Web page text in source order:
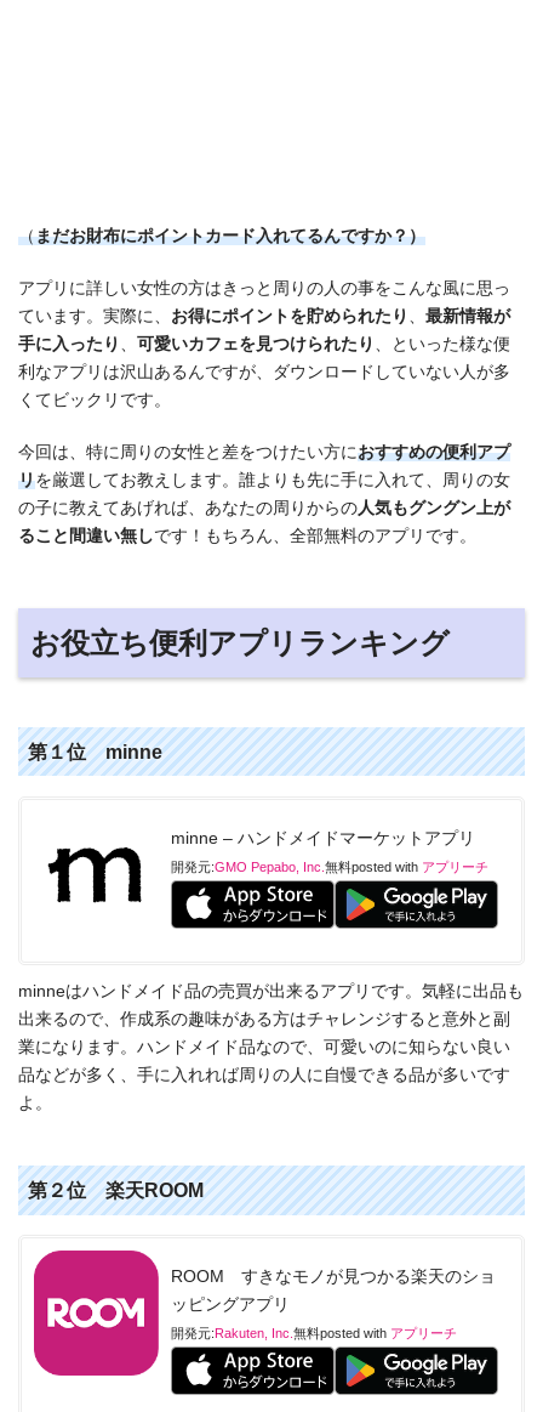
（まだお財布にポイントカード入れてるんですか？）
アプリに詳しい女性の方はきっと周りの人の事をこんな風に思っ
ています。実際に、 お得にポイントを貯められたり 、 最新情報が
手に入ったり 、 可愛いカフェを見つけられたり 、といった様な便
利なアプリは沢山あるんですが、ダウンロードしていない人が多
くてビックリです。
今回は、特に周りの女性と差をつけたい方におすすめの便利アプ
リを厳選してお教えします。誰よりも先に手に入れて、周りの女
の子に教えてあげれば、あなたの周りからの人気もグングン上が
ること間違い無しです！もちろん、全部無料のアプリです。
お役立ち便利アプリランキング
第１位 minne
minne – ハンドメイドマーケットアプリ
開発元:GMO Pepabo, Inc. 無料posted with アプリーチ
minneはハンドメイド品の売買が出来るアプリです。気軽に出品も
出来るので、作成系の趣味がある方はチャレンジすると意外と副
業になります。ハンドメイド品なので、可愛いのに知らない良い
品などが多く、手に入れれば周りの人に自慢できる品が多いです
よ。
第２位 楽天ROOM
ROOM すきなモノが見つかる楽天のショ
ッピングアプリ
開発元: Rakuten, Inc. 無料posted with アプリーチ